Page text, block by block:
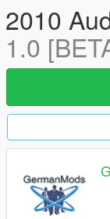
2010
1.0